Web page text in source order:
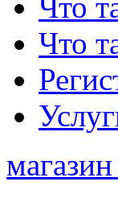
Что